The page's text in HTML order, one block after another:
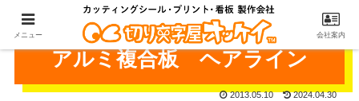
アルミ複合板 ヘアライン
2013.05.10 2024.04.30
メニュー 会社案内